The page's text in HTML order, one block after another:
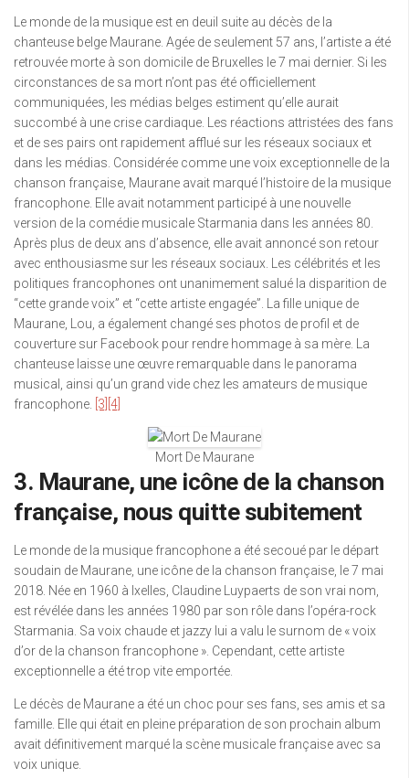
Le monde de la musique est en deuil suite au décès de la
chanteuse belge Maurane. Agée de seulement 57 ans, l’artiste a été
retrouvée morte à son domicile de Bruxelles le 7 mai dernier. Si les
circonstances de sa mort n’ont pas été officiellement
communiquées, les médias belges estiment qu’elle aurait
succombé à une crise cardiaque. Les réactions attristées des fans
et de ses pairs ont rapidement afflué sur les réseaux sociaux et
dans les médias. Considérée comme une voix exceptionnelle de la
chanson française, Maurane avait marqué l’histoire de la musique
francophone. Elle avait notamment participé à une nouvelle
version de la comédie musicale Starmania dans les années 80.
Après plus de deux ans d’absence, elle avait annoncé son retour
avec enthousiasme sur les réseaux sociaux. Les célébrités et les
politiques francophones ont unanimement salué la disparition de
“cette grande voix” et “cette artiste engagée”. La fille unique de
Maurane, Lou, a également changé ses photos de profil et de
couverture sur Facebook pour rendre hommage à sa mère. La
chanteuse laisse une œuvre remarquable dans le panorama
musical, ainsi qu’un grand vide chez les amateurs de musique
francophone. [3] [4]
Mort De Maurane
3. Maurane, une icône de la chanson
française, nous quitte subitement
Le monde de la musique francophone a été secoué par le départ
soudain de Maurane, une icône de la chanson française, le 7 mai
2018. Née en 1960 à Ixelles, Claudine Luypaerts de son vrai nom,
est révélée dans les années 1980 par son rôle dans l’opéra-rock
Starmania. Sa voix chaude et jazzy lui a valu le surnom de « voix
d’or de la chanson francophone ». Cependant, cette artiste
exceptionnelle a été trop vite emportée.
Le décès de Maurane a été un choc pour ses fans, ses amis et sa
famille. Elle qui était en pleine préparation de son prochain album
avait définitivement marqué la scène musicale française avec sa
voix unique.